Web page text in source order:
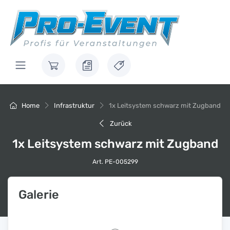
Home Infrastruktur 1x Leitsystem schwarz mit Zugband
Zurück
1x Leitsystem schwarz mit Zugband
Art. PE-005299
Galerie